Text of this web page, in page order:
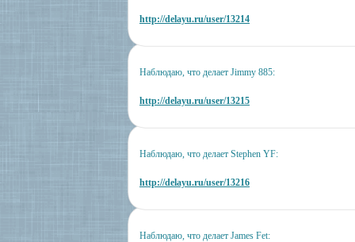
http://delayu.ru/user/13214
Наблюдаю, что делает Jimmy 885:
http://delayu.ru/user/13215
Наблюдаю, что делает Stephen YF:
http://delayu.ru/user/13216
Наблюдаю, что делает James Fet: